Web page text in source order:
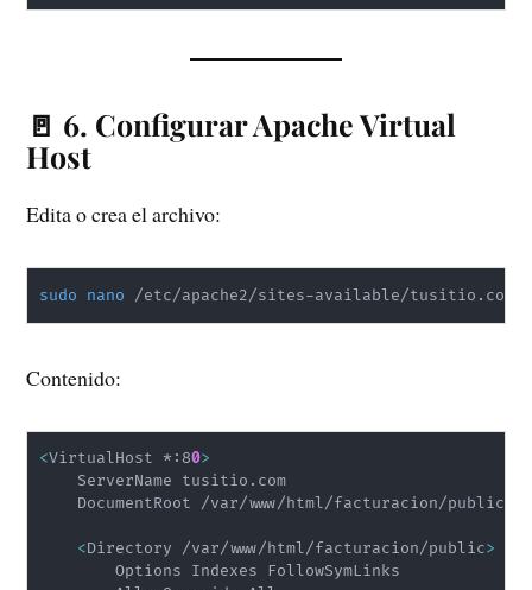
🚪 6. Configurar Apache Virtual
Host
Edita o crea el archivo:
sudo nano /etc/apache2/sites-available/
Contenido:
<VirtualHost *:80>
    ServerName tusitio.com
    DocumentRoot /var/www/html/facturacion/public
<Directory /var/www/html/facturacion/public>
        Options Indexes FollowSymLinks